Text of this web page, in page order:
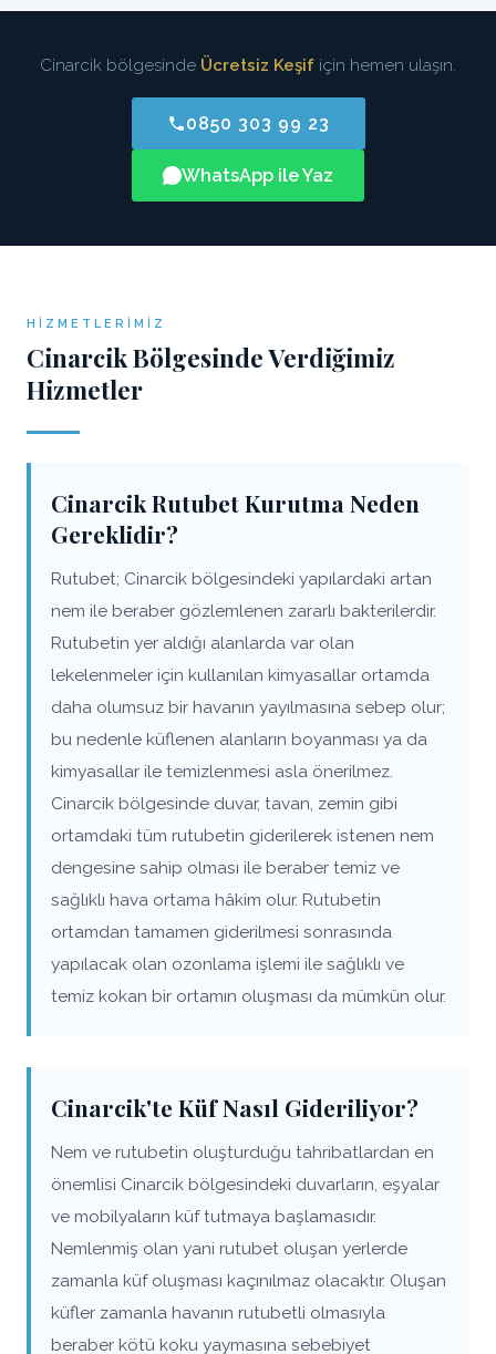
Cinarcik bölgesinde Ücretsiz Keşif için hemen ulaşın.
0850 303 99 23
WhatsApp ile Yaz
HIZMETLERIMIZ
Cinarcik Bölgesinde Verdiğimiz
Hizmetler
Cinarcik Rutubet Kurutma Neden
Gereklidir?
Rutubet; Cinarcik bölgesindeki yapılardaki artan
nem ile beraber gözlemlenen zararlı bakterilerdir.
Rutubetin yer aldığı alanlarda var olan
lekelenmeler için kullanılan kimyasallar ortamda
daha olumsuz bir havanın yayılmasına sebep olur;
bu nedenle küflenen alanların boyanması ya da
kimyasallar ile temizlenmesi asla önerilmez.
Cinarcik bölgesinde duvar, tavan, zemin gibi
ortamdaki tüm rutubetin giderilerek istenen nem
dengesine sahip olması ile beraber temiz ve
sağlıklı hava ortama hâkim olur. Rutubetin
ortamdan tamamen giderilmesi sonrasında
yapılacak olan ozonlama işlemi ile sağlıklı ve
temiz kokan bir ortamın oluşması da mümkün olur.
Cinarcik'te Küf Nasıl Gideriliyor?
Nem ve rutubetin oluşturduğu tahribatlardan en
önemlisi Cinarcik bölgesindeki duvarların, eşyalar
ve mobilyaların küf tutmaya başlamasıdır.
Nemlenmiş olan yani rutubet oluşan yerlerde
zamanla küf oluşması kaçınılmaz olacaktır. Oluşan
küfler zamanla havanın rutubetli olmasıyla
beraber kötü koku yaymasına sebebiyet